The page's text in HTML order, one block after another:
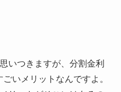
いつきますが、分割金利
いメリットなんですよ。